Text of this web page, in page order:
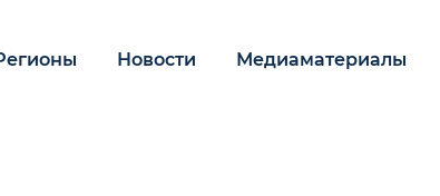
Новости Медиаматериалы